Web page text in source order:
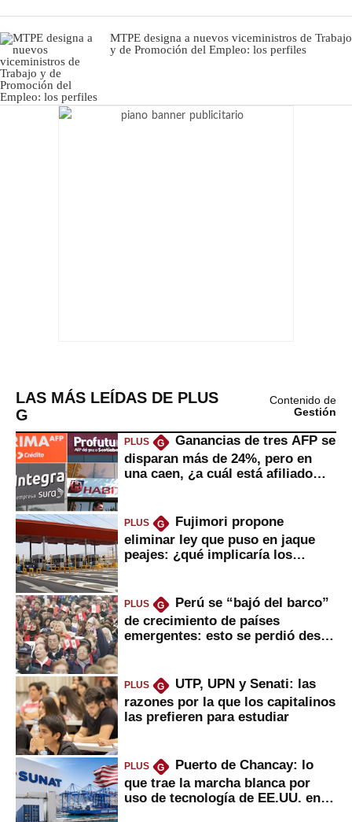
MTPE designa a nuevos viceministros de Trabajo
y de Promoción del Empleo: los perfiles
LAS MÁS LEÍDAS DE PLUS
G
Contenido de
Gestión
PLUS G
Ganancias de tres AFP se
disparan más de 24%, pero en
una caen, ¿a cuál está afiliado
PLUS G
Fujimori propone
eliminar ley que puso en jaque
peajes: ¿qué implicaría los
PLUS G
Perú se “bajó del barco”
de crecimiento de países
emergentes: esto se perdió desde
PLUS G
UTP, UPN y Senati: las
razones por la que los capitalinos
las prefieren para estudiar
PLUS G
Puerto de Chancay: lo
que trae la marcha blanca por
uso de tecnología de EE.UU. en